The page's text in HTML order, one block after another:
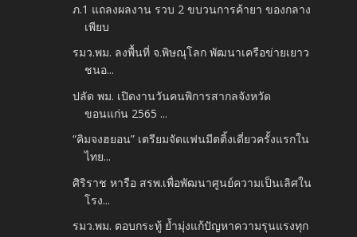
ภ.1 แถลงผลงาน รวบ 2 ขบวนการค้ายา ของกลาง
เพียบ
รมว.พม. ลงพื้นที่ จ.พิษณุโลก พัฒนาเครือข่ายเยาว
ชนอ...
ปลัด พม. เปิดงานวันคนพิการสากลจังหวัด
ขอนแก่น 2565 ...
“คิมจงฮยอน” เตรียมจัดแฟนมีตติ้งเดี่ยวครั้งแรกใน
ไทย...
ศิริราช หารือ สรพ.เพื่อพัฒนาศูนย์ความเป็นเลิศใน
โรง...
รมว.พม. ตอบกระทู้ ย้ำมุ่งแก้ปัญหาความรุนแรงทุก